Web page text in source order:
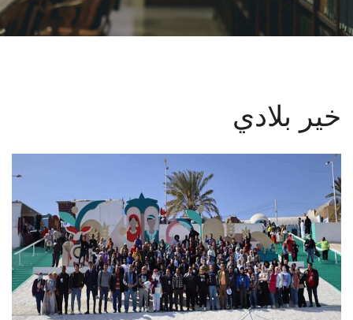
البحث العلمي
الإعلام
تواصل معنا
الطلاب
خير بلادي